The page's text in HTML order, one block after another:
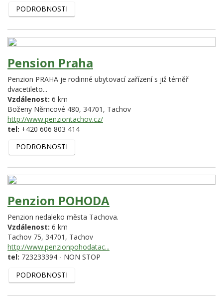
PODROBNOSTI
Pension Praha
Penzion PRAHA je rodinné ubytovací zařízení s již téměř
dvacetileto...
Vzdálenost: 6 km
Boženy Němcové 480, 34701, Tachov
http://www.penziontachov.cz/
tel: +420 606 803 414
PODROBNOSTI
Penzion POHODA
Penzion nedaleko města Tachova.
Vzdálenost: 6 km
Tachov 75, 34701, Tachov
http://www.penzionpohodatac...
tel: 723233394 - NON STOP
PODROBNOSTI